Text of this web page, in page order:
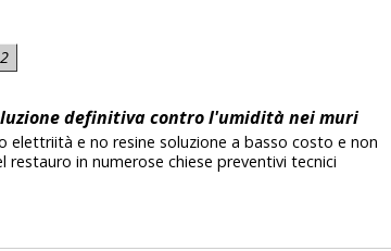
2
definitiva contro l'umidità nei muri
e no resine soluzione a basso costo e non
in numerose chiese preventivi tecnici